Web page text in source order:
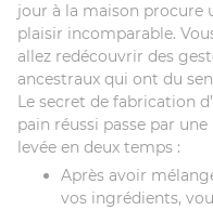
jour à la maison procure
plaisir incomparable.
allez redécouvrir des
ancestraux qui ont du
Le secret de fabrication
pain réussi passe par une
levée en deux temps :
Après avoir
vos ingrédients,